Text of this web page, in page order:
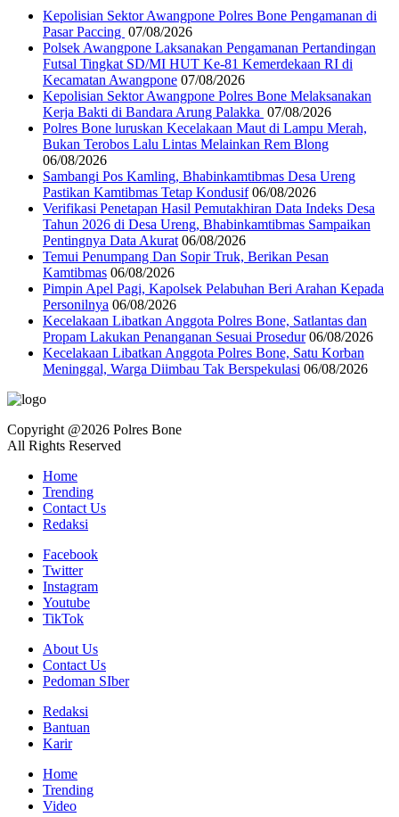
Kepolisian Sektor Awangpone Polres Bone Pengamanan di
Pasar Paccing ‎ 07/08/2026
Polsek Awangpone Laksanakan Pengamanan Pertandingan
Futsal Tingkat SD/MI HUT Ke-81 Kemerdekaan RI di
Kecamatan Awangpone 07/08/2026
‎Kepolisian Sektor Awangpone Polres Bone Melaksanakan
Kerja Bakti di Bandara Arung Palakka ‎ 07/08/2026
Polres Bone luruskan Kecelakaan Maut di Lampu Merah,
Bukan Terobos Lalu Lintas Melainkan Rem Blong
06/08/2026
Sambangi Pos Kamling, Bhabinkamtibmas Desa Ureng
Pastikan Kamtibmas Tetap Kondusif 06/08/2026
Verifikasi Penetapan Hasil Pemutakhiran Data Indeks Desa
Tahun 2026 di Desa Ureng, Bhabinkamtibmas Sampaikan
Pentingnya Data Akurat 06/08/2026
Temui Penumpang Dan Sopir Truk, Berikan Pesan
Kamtibmas 06/08/2026
Pimpin Apel Pagi, Kapolsek Pelabuhan Beri Arahan Kepada
Personilnya 06/08/2026
Kecelakaan Libatkan Anggota Polres Bone, Satlantas dan
Propam Lakukan Penanganan Sesuai Prosedur 06/08/2026
Kecelakaan Libatkan Anggota Polres Bone, Satu Korban
Meninggal, Warga Diimbau Tak Berspekulasi 06/08/2026
Copyright @2026 Polres Bone
All Rights Reserved
Home
Trending
Contact Us
Redaksi
Facebook
Twitter
Instagram
Youtube
TikTok
About Us
Contact Us
Pedoman SIber
Redaksi
Bantuan
Karir
Home
Trending
Video